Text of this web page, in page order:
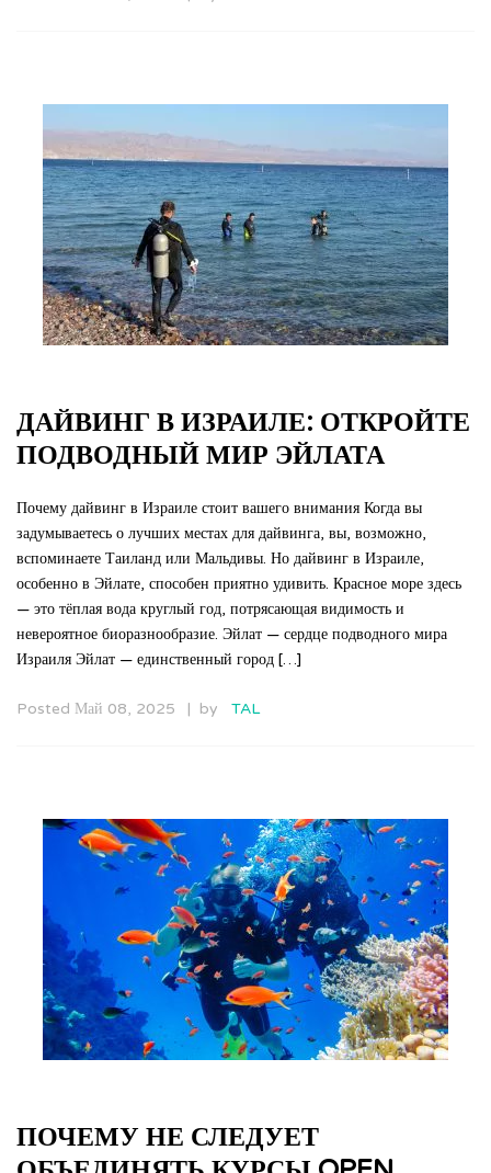
ДАЙВИНГ В ИЗРАИЛЕ: ОТКРОЙТЕ
ПОДВОДНЫЙ МИР ЭЙЛАТА
Почему дайвинг в Израиле стоит вашего внимания Когда вы
задумываетесь о лучших местах для дайвинга, вы, возможно,
вспоминаете Таиланд или Мальдивы. Но дайвинг в Израиле,
особенно в Эйлате, способен приятно удивить. Красное море здесь
— это тёплая вода круглый год, потрясающая видимость и
невероятное биоразнообразие. Эйлат — сердце подводного мира
Израиля Эйлат — единственный город […]
Posted Май 08, 2025 by TAL
ПОЧЕМУ НЕ СЛЕДУЕТ